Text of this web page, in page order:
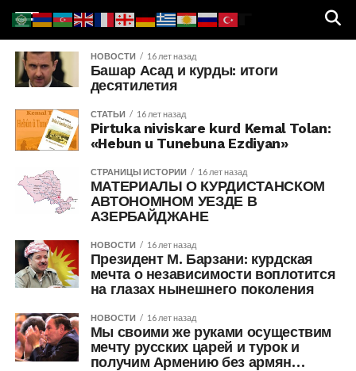
НОВОСТИ 16 лет назад
Башар Асад и курды: итоги
десятилетия
СТАТЬИ 16 лет назад
Pirtuka niviskare kurd Kemal Tolan:
«Hebun u Tunebuna Ezdiyan»
СТРАНИЦЫ ИСТОРИИ 16 лет назад
МАТЕРИАЛЫ О КУРДИСТАНСКОМ
АВТОНОМНОМ УЕЗДЕ В
АЗЕРБАЙДЖАНЕ
НОВОСТИ 16 лет назад
Президент М. Барзани: курдская
мечта о независимости воплотится
на глазах нынешнего поколения
НОВОСТИ 16 лет назад
Мы своими же руками осуществим
мечту русских царей и турок и
получим Армению без армян…